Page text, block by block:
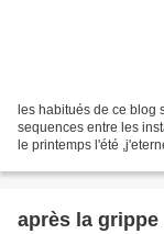
les habitués de ce blog
sequences entre les
le printemps l'été
après la